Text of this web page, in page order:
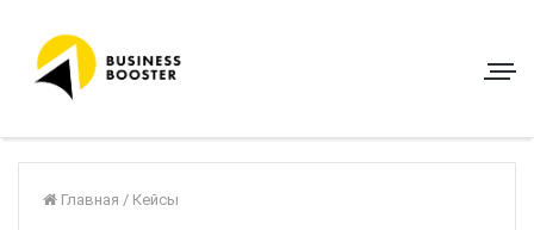
Главная / Кейсы